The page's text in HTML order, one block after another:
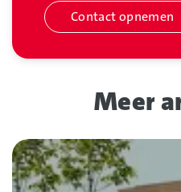
Contact opnemen
Meer